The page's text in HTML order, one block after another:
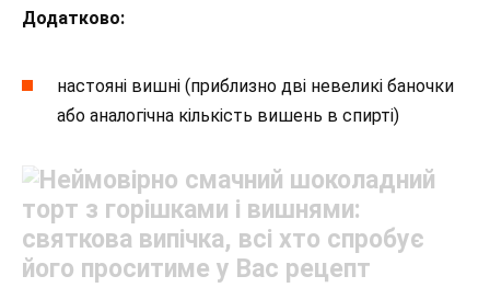
Додатково:
настояні вишні (приблизно дві невеликі баночки
або аналогічна кількість вишень в спирті)